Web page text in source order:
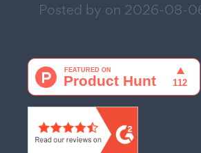
Posted by on 2026-08-